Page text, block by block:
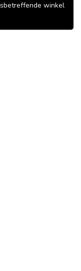
winkel